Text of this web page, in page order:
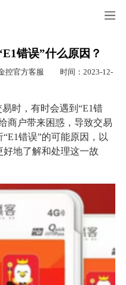
错误”什么原因？
控官方客服
时间：2023-12-
时，有时会遇到“E1错
商户带来困惑，导致交易
错误”的可能原因，以
地了解和处理这一故